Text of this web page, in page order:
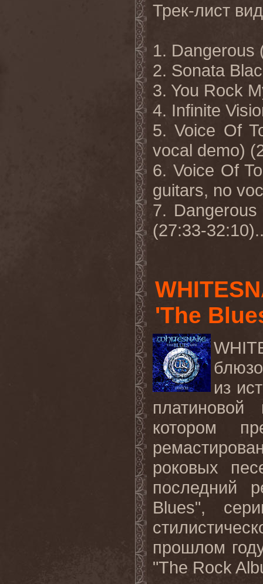
Трек-лист
1. Dangerous
2. Sonata
3. You Rock
4. Infinite
5. Voice Of
vocal demo)
6. Voice Of
guitars, no
7.
(27:33-
'The
из
котором
роковых
последний
Blues",
прошлом
"The Rock